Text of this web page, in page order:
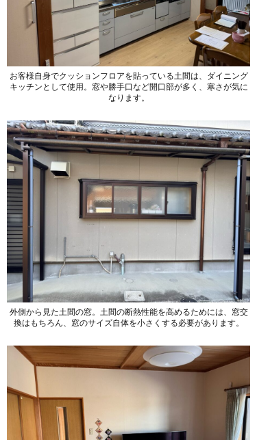
お客様自身でクッションフロアを貼っている土間は、ダイニング
キッチンとして使用。窓や勝手口など開口部が多く、寒さが気に
なります。
外側から見た土間の窓。土間の断熱性能を高めるためには、窓交
換はもちろん、窓のサイズ自体を小さくする必要があります。